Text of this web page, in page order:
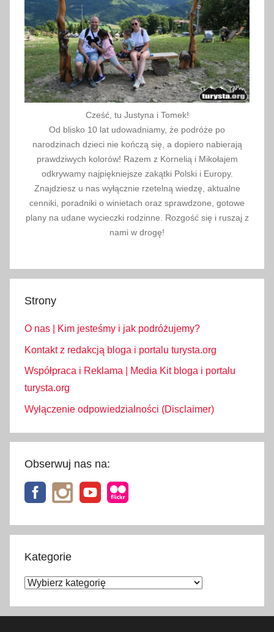
Cześć, tu Justyna i Tomek!
Od blisko 10 lat udowadniamy, że podróże po
narodzinach dzieci nie kończą się, a dopiero nabierają
prawdziwych kolorów! Razem z Kornelią i Mikołajem
odkrywamy najpiękniejsze zakątki Polski i Europy.
Znajdziesz u nas wyłącznie rzetelną wiedzę, aktualne
cenniki, poradniki o winietach oraz sprawdzone, gotowe
plany na udane wycieczki rodzinne. Rozgość się i ruszaj z
nami w drogę!
Strony
O nas | Kim jesteśmy i jak podróżujemy?
Kontakt z redakcją bloga i portalu turysta.org
Współpraca i Reklama | Media Kit bloga i portalu
turysta.org
Wyłączenie odpowiedzialności (Disclaimer)
Obserwuj nas na:
Kategorie
Kategorie